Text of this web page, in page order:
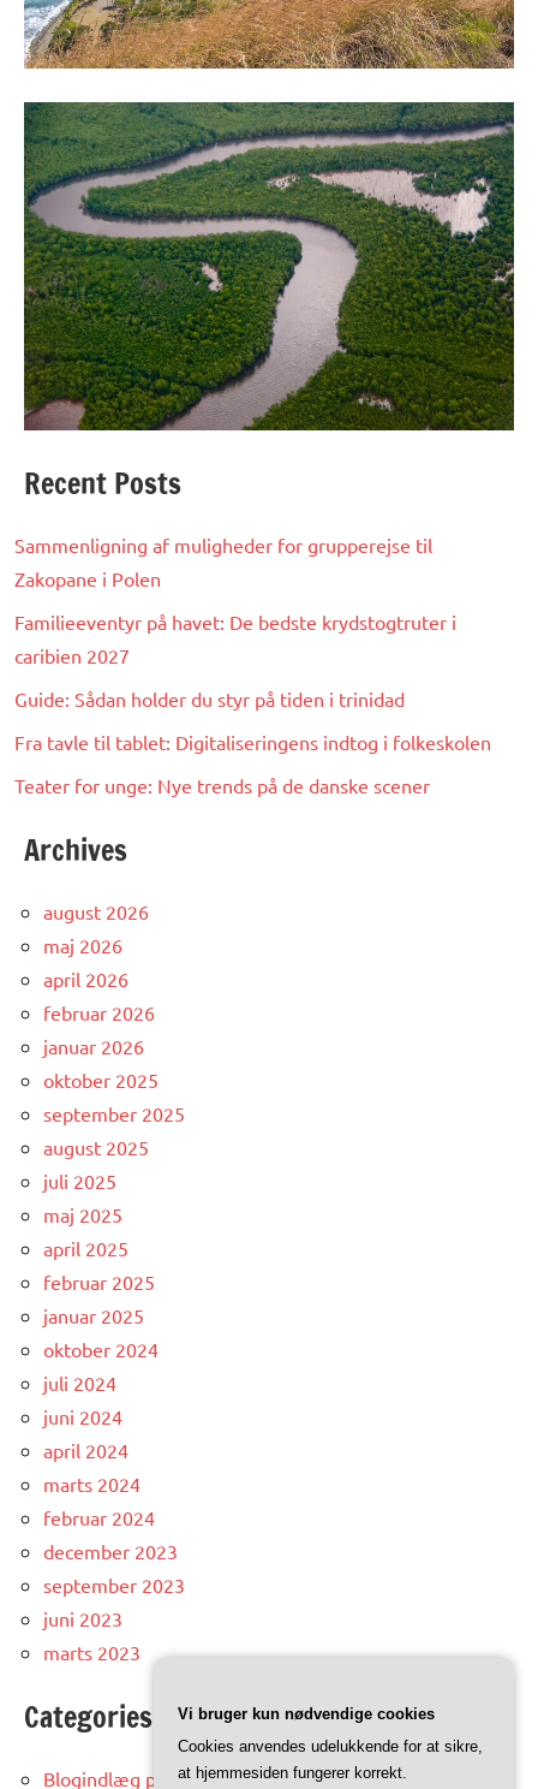
Recent Posts
Sammenligning af muligheder for grupperejse til
Zakopane i Polen
Familieeventyr på havet: De bedste krydstogtruter i
caribien 2027
Guide: Sådan holder du styr på tiden i trinidad
Fra tavle til tablet: Digitaliseringens indtog i folkeskolen
Teater for unge: Nye trends på de danske scener
Archives
august 2026
maj 2026
april 2026
februar 2026
januar 2026
oktober 2025
september 2025
august 2025
juli 2025
maj 2025
april 2025
februar 2025
januar 2025
oktober 2024
juli 2024
juni 2024
april 2024
marts 2024
februar 2024
december 2023
september 2023
juni 2023
marts 2023
Categories
Blogindlæg på trinidad.dk
Vi bruger kun nødvendige cookies
Cookies anvendes udelukkende for at sikre,
at hjemmesiden fungerer korrekt.